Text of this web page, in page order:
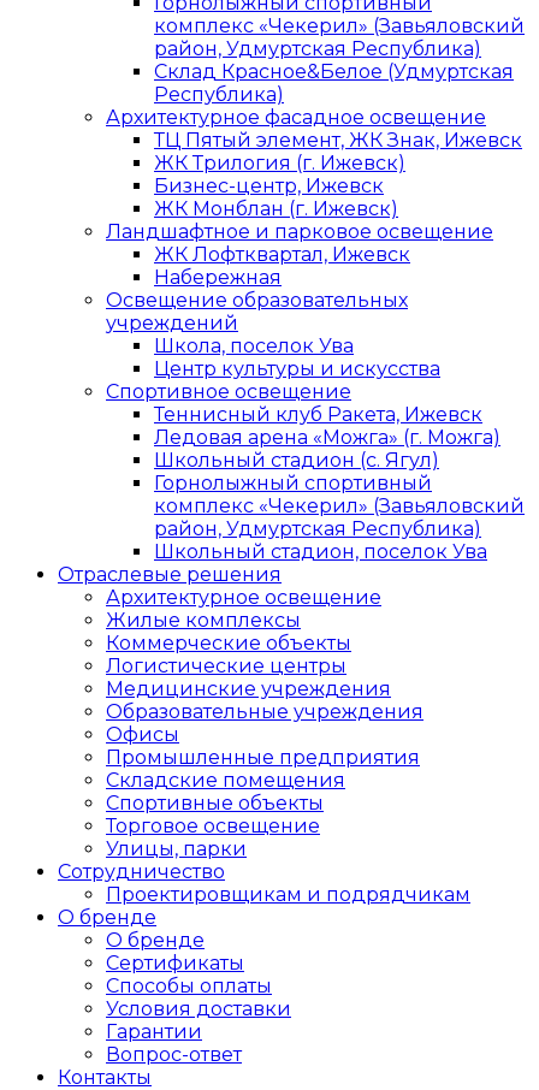
комплекс «Чекерил» (Завьяловский
район, Удмуртская Республика)
Склад Красное&Белое (Удмуртская
Республика)
Архитектурное фасадное освещение
ТЦ Пятый элемент, ЖК Знак, Ижевск
ЖК Трилогия (г. Ижевск)
Бизнес-центр, Ижевск
ЖК Монблан (г. Ижевск)
Ландшафтное и парковое освещение
ЖК Лофтквартал, Ижевск
Набережная
Освещение образовательных
учреждений
Школа, поселок Ува
Центр культуры и искусства
Спортивное освещение
Теннисный клуб Ракета, Ижевск
Ледовая арена «Можга» (г. Можга)
Школьный стадион (с. Ягул)
Горнолыжный спортивный
комплекс «Чекерил» (Завьяловский
район, Удмуртская Республика)
Школьный стадион, поселок Ува
Отраслевые решения
Архитектурное освещение
Жилые комплексы
Коммерческие объекты
Логистические центры
Медицинские учреждения
Образовательные учреждения
Офисы
Промышленные предприятия
Складские помещения
Спортивные объекты
Торговое освещение
Улицы, парки
Сотрудничество
Проектировщикам и подрядчикам
О бренде
О бренде
Сертификаты
Способы оплаты
Условия доставки
Гарантии
Вопрос-ответ
Контакты